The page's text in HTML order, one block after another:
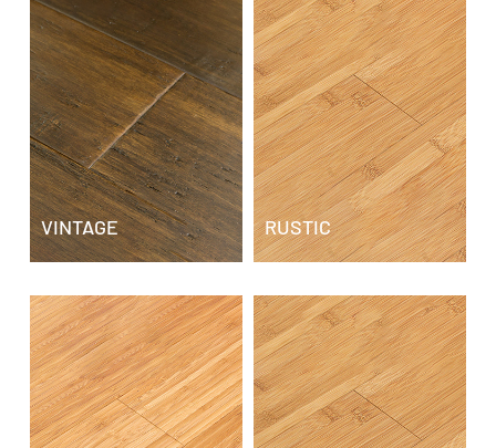
VINTAGE RUSTIC